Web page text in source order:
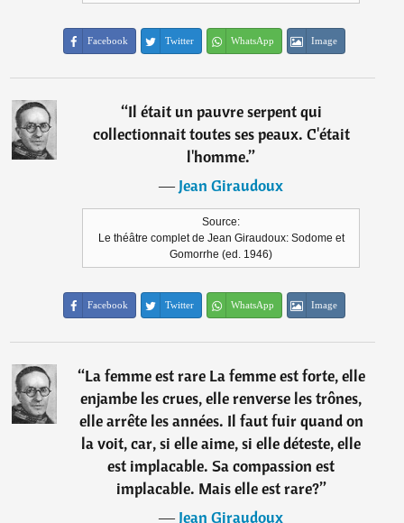
Facebook Twitter WhatsApp Image
“Il était un pauvre serpent qui
collectionnait toutes ses peaux. C'était
l'homme.”
―Jean Giraudoux
Source:
Le théâtre complet de Jean Giraudoux: Sodome et
Gomorrhe (ed. 1946)
Facebook Twitter WhatsApp Image
“La femme est rare La femme est forte, elle
enjambe les crues, elle renverse les trônes,
elle arrête les années. Il faut fuir quand on
la voit, car, si elle aime, si elle déteste, elle
est implacable. Sa compassion est
implacable. Mais elle est rare?”
―Jean Giraudoux